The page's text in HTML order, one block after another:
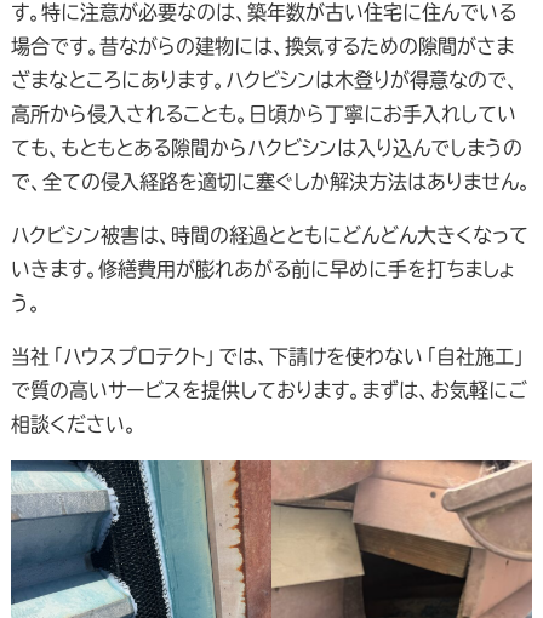
す。特に注意が必要なのは、築年数が古い住宅に住んでいる
場合です。昔ながらの建物には、換気するための隙間がさま
ざまなところにあります。ハクビシンは木登りが得意なので、
高所から侵入されることも。日頃から丁寧にお手入れしてい
ても、もともとある隙間からハクビシンは入り込んでしまうの
で、全ての侵入経路を適切に塞ぐしか解決方法はありません。
ハクビシン被害は、時間の経過とともにどんどん大きくなって
いきます。修繕費用が膨れあがる前に早めに手を打ちましょ
う。
当社「ハウスプロテクト」では、下請けを使わない「自社施工」
で質の高いサービスを提供しております。まずは、お気軽にご
相談ください。